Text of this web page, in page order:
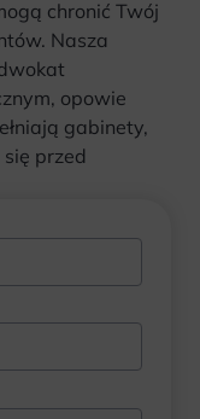
chronić Twój
Nasza
opowie
gabinety,
przed